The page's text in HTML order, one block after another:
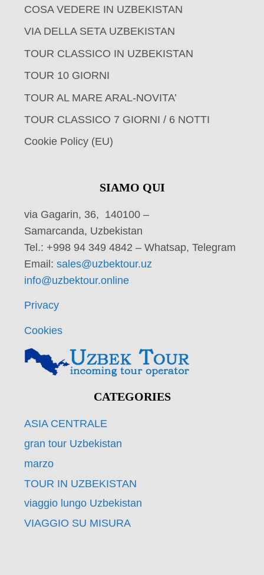
COSA VEDERE IN UZBEKISTAN
VIA DELLA SETA UZBEKISTAN
TOUR CLASSICO IN UZBEKISTAN
TOUR 10 GIORNI
TOUR AL MARE ARAL-NOVITA’
TOUR CLASSICO 7 GIORNI / 6 NOTTI
Cookie Policy (EU)
SIAMO QUI
via Gagarin, 36, 140100 –
Samarcanda, Uzbekistan
Tel.: +998 94 349 4842 – Whatsap, Telegram
Email: sales@uzbektour.uz
info@uzbektour.online
Privacy
Cookies
CATEGORIES
ASIA CENTRALE
gran tour Uzbekistan
marzo
TOUR IN UZBEKISTAN
viaggio lungo Uzbekistan
VIAGGIO SU MISURA